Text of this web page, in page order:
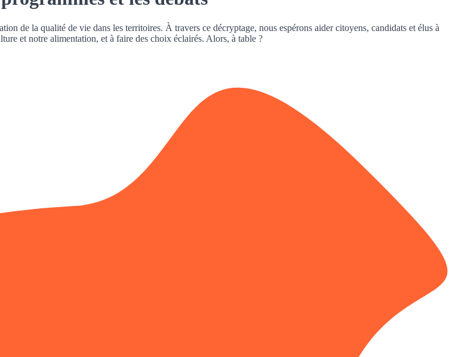
de la qualité de vie dans les territoires. À travers ce décryptage, nous espérons aider citoyens, candidats et élus à
et notre alimentation, et à faire des choix éclairés. Alors, à table ?